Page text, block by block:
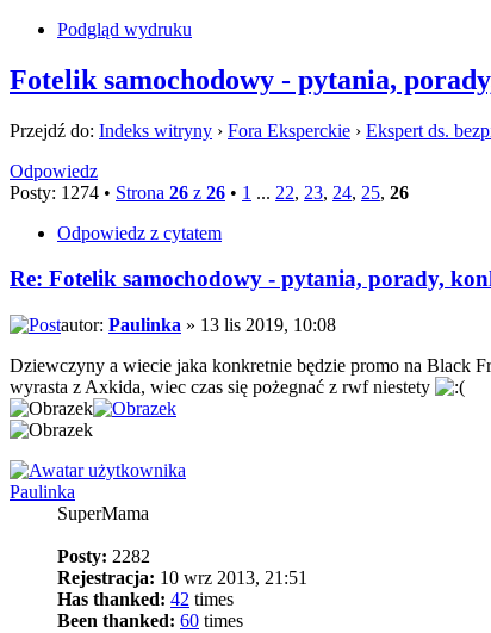
Podgląd wydruku
Fotelik samochodowy - pytania,
Przejdź do: Indeks witryny › Fora Eksperckie › Ekspert ds.
Odpowiedz
Posty: 1274 • Strona 26 z 26 • 1 ... 22, 23, 24, 25, 26
Odpowiedz z cytatem
Re: Fotelik samochodowy - pytania, porady,
autor: Paulinka » 13 lis 2019, 10:08
Dziewczyny a wiecie jaka konkretnie będzie promo na Black
wyrasta z Axkida, wiec czas się pożegnać z rwf niestety
Paulinka
SuperMama
Posty: 2282
Rejestracja: 10 wrz 2013, 21:51
Has thanked: 42 times
Been thanked: 60 times